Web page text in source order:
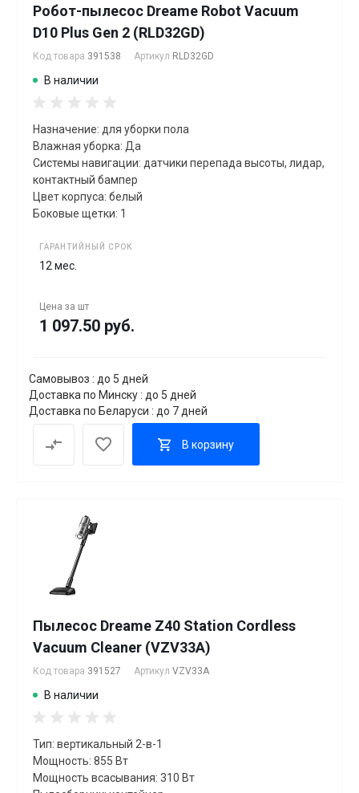
Робот-пылесос Dreame Robot Vacuum
D10 Plus Gen 2 (RLD32GD)
Код товара 391538 Артикул RLD32GD
В наличии
Назначение: для уборки пола
Влажная уборка: Да
Системы навигации: датчики перепада высоты, лидар,
контактный бампер
Цвет корпуса: белый
Боковые щетки: 1
ГАРАНТИЙНЫЙ СРОК
12 мес.
Цена за шт
1 097.50 руб.
Самовывоз : до 5 дней
Доставка по Минску : до 5 дней
Доставка по Беларуси : до 7 дней
В корзину
Пылесос Dreame Z40 Station Cordless
Vacuum Cleaner (VZV33A)
Код товара 391527 Артикул VZV33A
В наличии
Тип: вертикальный 2-в-1
Мощность: 855 Вт
Мощность всасывания: 310 Вт